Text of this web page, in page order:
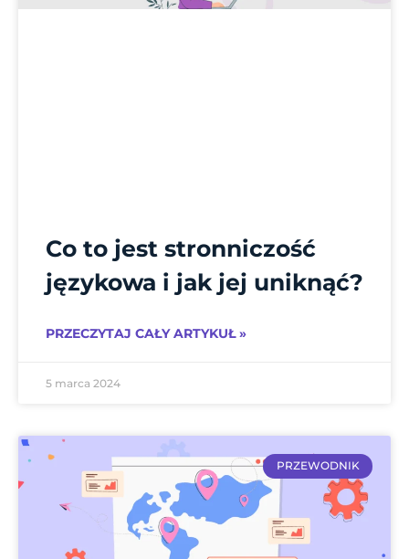
Co to jest stronniczość
językowa i jak jej uniknąć?
PRZECZYTAJ CAŁY ARTYKUŁ »
5 marca 2024
PRZEWODNIK